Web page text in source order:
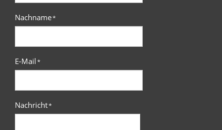
Nachname*
E-Mail*
Nachricht*